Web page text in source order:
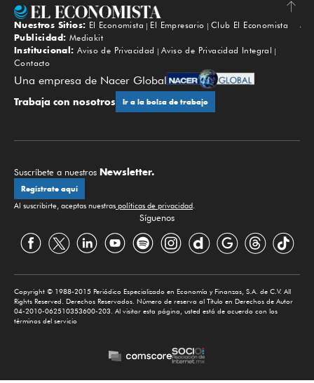
Subir
Nuestros Sitios: El Economista El Empresario
Club El Economista
Publicidad: Mediakit
Institucional: Aviso de Privacidad
Aviso de Privacidad Integral
Contacto
Una empresa de Nacer Global
Trabaja con nosotros Ir a la bolsa de trabajo
Suscríbete a nuestros Newsletter.
Regístrate aquí
Al suscribirte, aceptas nuestras políticas de privacidad.
Síguenos
Copyright © 1988-2015 Periódico Especializado en Economía y Finanzas, S.A. de C.V. All
Rights Reserved. Derechos Reservados. Número de reserva al Título en Derechos de Autor
04-2010-062510353600-203. Al visitar esta página, usted está de acuerdo con los
términos del servicio